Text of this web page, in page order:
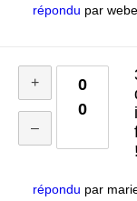
répondu par
0
0
répondu par